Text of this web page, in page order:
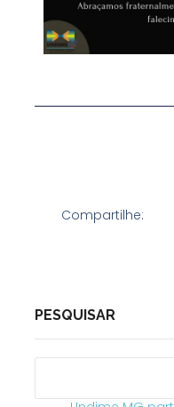
Compartilhe:
PESQUISAR